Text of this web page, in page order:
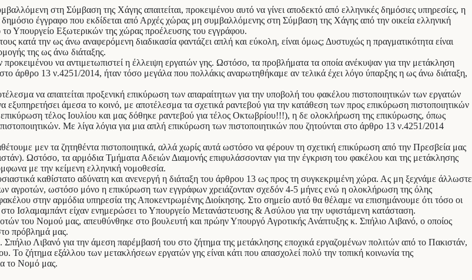
στη Σύμβαση της Χάγης απαιτείται, προκειμένου αυτό να γίνει αποδεκτό από ελληνικές δημόσιες υπηρεσίες, η
έγγραφο που εκδίδεται από Αρχές χώρας μη συμβαλλόμενης στη Σύμβαση της Χάγης από την οικεία ελληνική
Υπουργείο Εξωτερικών της χώρας προέλευσης του εγγράφου.
την ως άνω αναφερόμενη διαδικασία φαντάζει απλή και εύκολη, είναι όμως; Δυστυχώς η πραγματικότητα είναι
της ως άνω διάταξης.
να αντιμετωπιστεί η έλλειψη εργατών γης. Ωστόσο, τα προβλήματα τα οποία ανέκυψαν για την μετάκληση
άρθρο 13 ν.4251/2014, ήταν τόσο μεγάλα που πολλάκις αναρωτηθήκαμε αν τελικά έχει λόγο ύπαρξης η ως άνω διάταξη,
να απαιτείται προξενική επικύρωση των απαραίτητων για την υποβολή του φακέλου πιστοποιητικών των εργατών
άμεσα το κοινό, με αποτέλεσμα τα σχετικά ραντεβού για την κατάθεση των προς επικύρωση πιστοποιητικών
τέλος Ιουλίου και μας δόθηκε ραντεβού για τέλος Οκτωβρίου!!!), η δε ολοκλήρωση της επικύρωσης, όπως
Με λίγα λόγια για μια απλή επικύρωση των πιστοποιητικών που ζητούνται στο άρθρο 13 ν.4251/2014
μεν τα ζητηθέντα πιστοποιητικά, αλλά χωρίς αυτά ωστόσο να φέρουν τη σχετική επικύρωση από την Πρεσβεία μας
Ωστόσο, τα αρμόδια Τμήματα Αδειών Διαμονής επιφυλάσσονταν για την έγκριση του φακέλου και της μετάκλησης
με την κείμενη ελληνική νομοθεσία.
καθίστατο αδύνατη και ανενεργή η διάταξη του άρθρου 13 ως προς τη συγκεκριμένη χώρα. Ας μη ξεχνάμε άλλωστε
αγροτών, ωστόσο μόνο η επικύρωση των εγγράφων χρειάζονταν σχεδόν 4-5 μήνες ενώ η ολοκλήρωση της όλης
στην αρμόδια υπηρεσία της Αποκεντρωμένης Διοίκησης. Στο σημείο αυτό θα θέλαμε να επισημάνουμε ότι τόσο οι
Ισλαμαμπάντ είχαν ενημερώσει το Υπουργείο Μετανάστευσης & Ασύλου για την υφιστάμενη κατάσταση.
του Νομού μας, απευθύνθηκε στο βουλευτή και πρώην Υπουργό Αγροτικής Ανάπτυξης κ. Σπήλιο Λιβανό, ο οποίος
πρόβλημά μας.
Λιβανό για την άμεση παρέμβασή του στο ζήτημα της μετάκλησης εποχικά εργαζομένων πολιτών από το Πακιστάν,
Το ζήτημα εξάλλου των μετακλήσεων εργατών γης είναι κάτι που απασχολεί πολύ την τοπική κοινωνία της
το Νομό μας.